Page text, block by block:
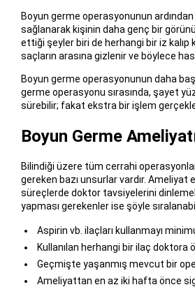
Boyun germe operasyonunun
sağlanarak kişinin daha genç bir
ettiği şeyler biri de herhangi bir iz kalıp
saçların arasına gizlenir ve böylece
Boyun germe operasyonunun daha
germe operasyonu sırasında, şayet
sürebilir; fakat ekstra bir işlem
Boyun Germe
Bilindiği üzere tüm cerrahi
gereken bazı unsurlar vardır. Ameliyat
süreçlerde doktor tavsiyelerini
yapması gerekenler ise şöyle
Aspirin vb. ilaçları kullanmayı
Kullanılan herhangi bir ilaç doktora
Geçmişte yaşanmış mevcut bir
Ameliyattan en az iki hafta önce